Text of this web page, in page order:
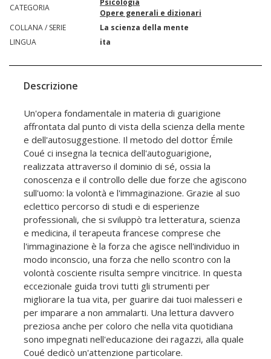
CATEGORIA
Opere generali e dizionari
COLLANA / SERIE
La scienza della mente
LINGUA
ita
Descrizione
Un'opera fondamentale in materia di guarigione
affrontata dal punto di vista della scienza della mente
e dell'autosuggestione. Il metodo del dottor Émile
Coué ci insegna la tecnica dell'autoguarigione,
realizzata attraverso il dominio di sé, ossia la
conoscenza e il controllo delle due forze che agiscono
sull'uomo: la volontà e l'immaginazione. Grazie al suo
eclettico percorso di studi e di esperienze
professionali, che si sviluppò tra letteratura, scienza
e medicina, il terapeuta francese comprese che
l'immaginazione è la forza che agisce nell'individuo in
modo inconscio, una forza che nello scontro con la
volontà cosciente risulta sempre vincitrice. In questa
eccezionale guida trovi tutti gli strumenti per
migliorare la tua vita, per guarire dai tuoi malesseri e
per imparare a non ammalarti. Una lettura davvero
preziosa anche per coloro che nella vita quotidiana
sono impegnati nell'educazione dei ragazzi, alla quale
Coué dedicò un'attenzione particolare.